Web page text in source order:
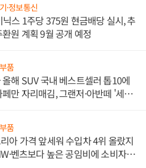
·정보통신
닉스 1주당 375원 현금배당 실시, 추
원 계획 9월 공개 예정
품
해 SUV 국내 베스트셀러 톱10에
만 자리매김, 그랜저·아반떼 '세단
품
아 가격 앞세워 수입차 4위 올랐지
벤츠보다 높은 공임비에 소비자